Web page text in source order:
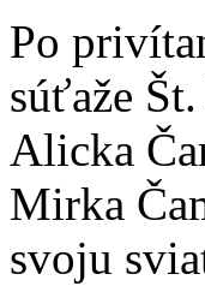
Po
súťaže
Alicka
Mirka
svoju